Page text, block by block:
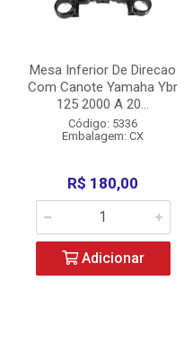
Mesa Inferior De Direcao
Com Canote Yamaha Ybr
125 2000 A 20...
Código: 5336
Embalagem: CX
R$ 180,00
Adicionar